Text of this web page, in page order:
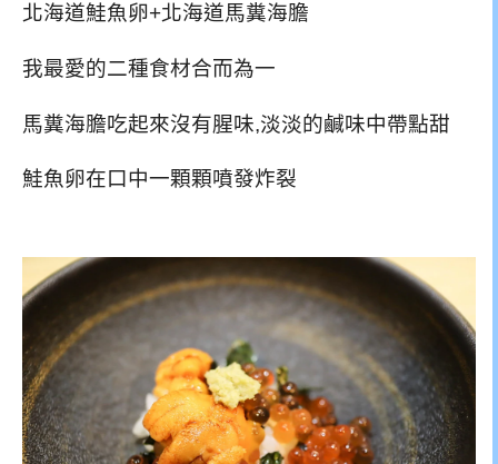
北海道鮭魚卵+北海道馬糞海膽
我最愛的二種食材合而為一
馬糞海膽吃起來沒有腥味,淡淡的鹹味中帶點甜
鮭魚卵在口中一顆顆噴發炸裂